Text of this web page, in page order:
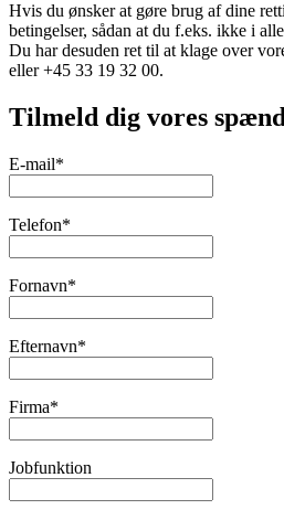
Hvis du ønsker at gøre brug af dine
betingelser, sådan at du f.eks. ikke i
Du har desuden ret til at klage over
eller +45 33 19 32 00.
Tilmeld dig vores
E-mail*
Telefon*
Fornavn*
Efternavn*
Firma*
Jobfunktion